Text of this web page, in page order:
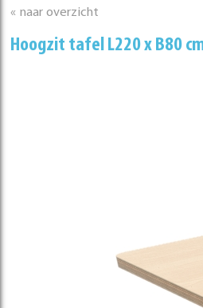
« naar overzicht
Hoogzit tafel L220 x B80